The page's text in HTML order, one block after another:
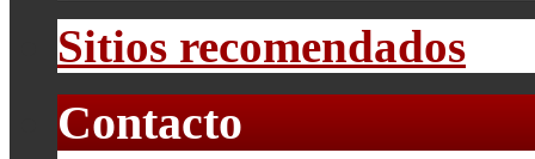
Sitios recomendados
Contacto